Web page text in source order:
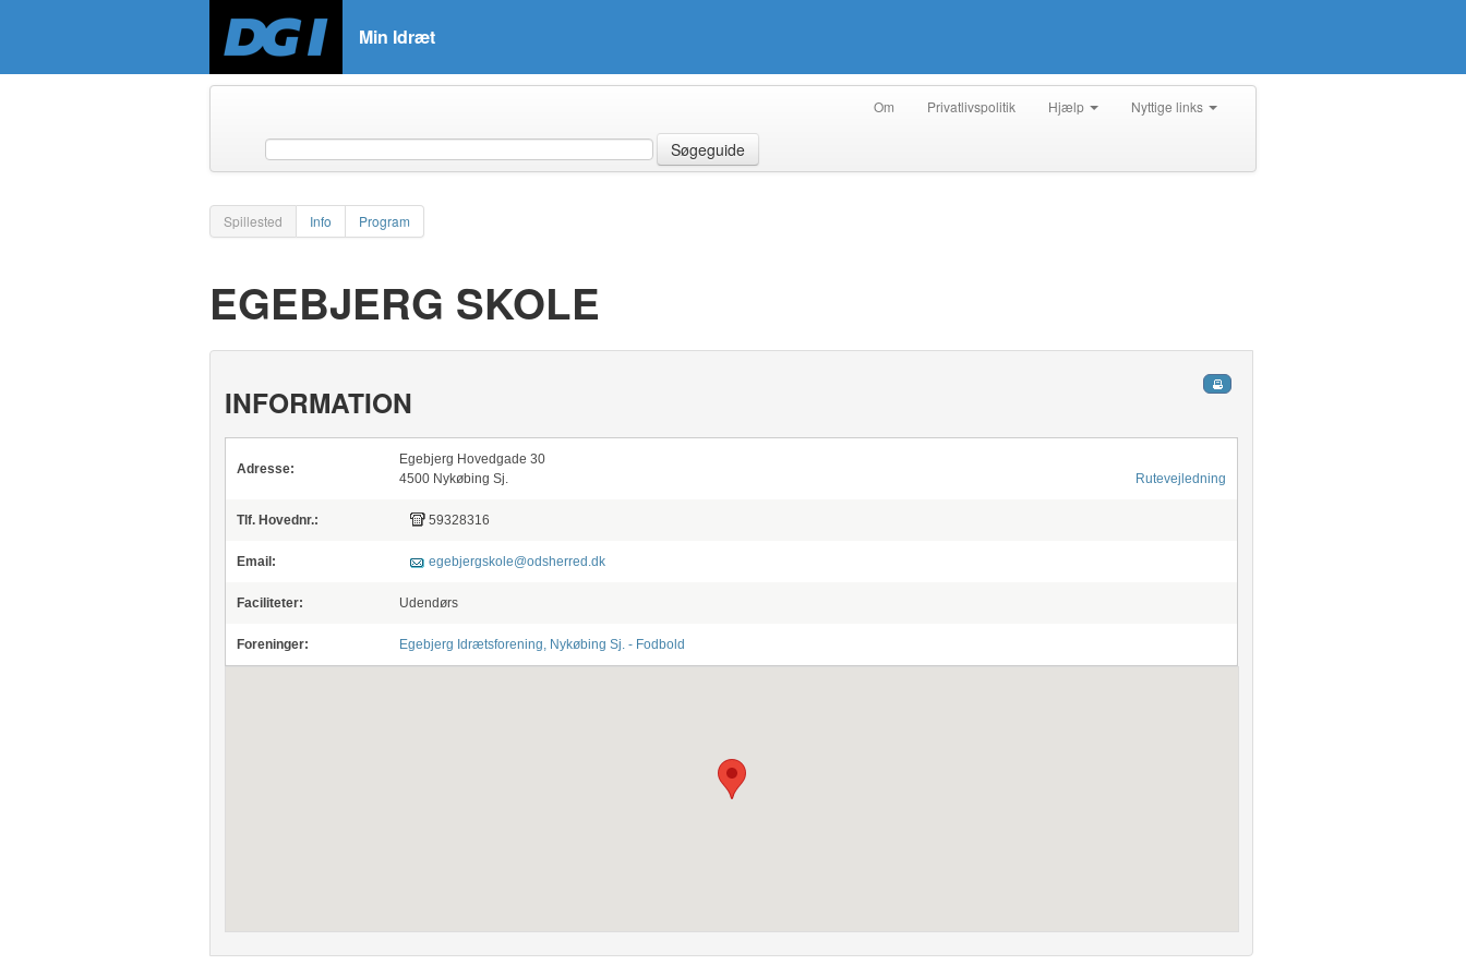
Min Idræt
Om Privatlivspolitik Hjælp Nyttige links
Søgeguide
Spillested Info Program
EGEBJERG SKOLE
INFORMATION
Adresse:
Egebjerg Hovedgade 30
4500 Nykøbing Sj.
Rutevejledning
Tlf. Hovednr.: 59328316
Email: egebjergskole@odsherred.dk
Faciliteter: Udendørs
Foreninger: Egebjerg Idrætsforening, Nykøbing Sj. - Fodbold